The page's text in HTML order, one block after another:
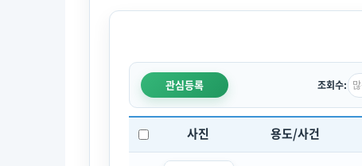
관심등록 조회수:
사진 용도/사건